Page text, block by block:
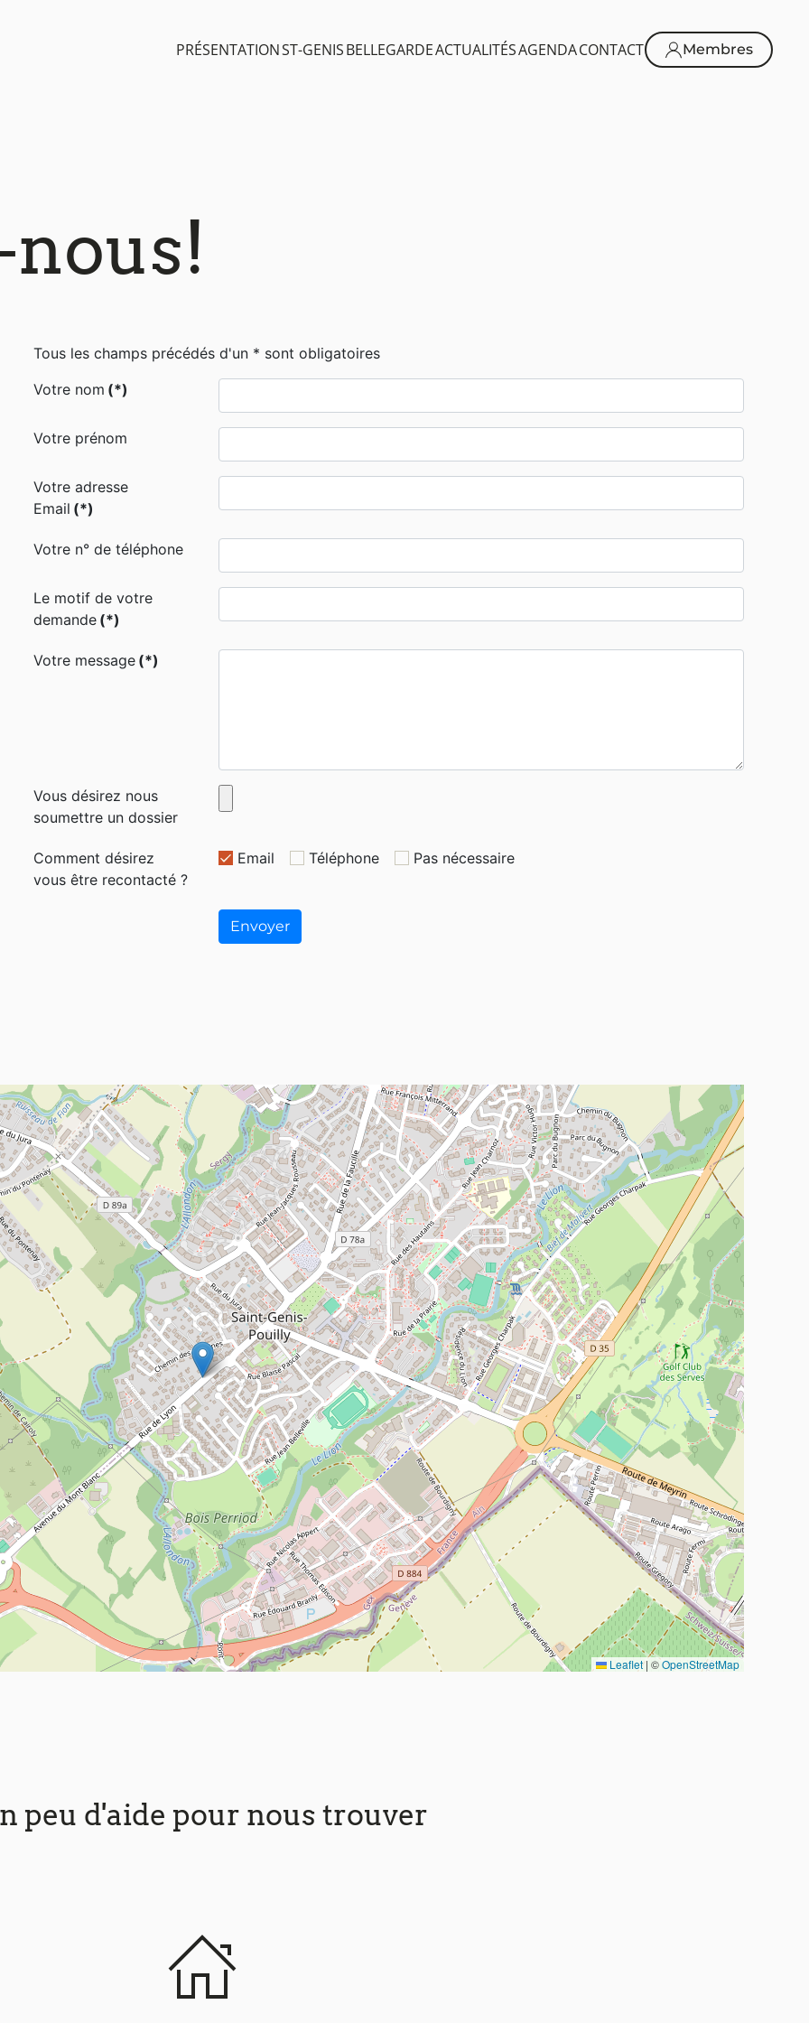
PRÉSENTATIONST-GENISBELLEGARDEACTUALITÉSAGENDACONTACT Membres
Tous les champs précédés d'un * sont obligatoires
Votre nom (*)
Votre prénom
Votre adresse
Email (*)
Votre n° de téléphone
Le motif de votre
demande (*)
Votre message (*)
Vous désirez nous
soumettre un dossier
Comment désirez
vous être recontacté ?
Email Téléphone Pas nécessaire
Envoyer
Leaflet | ©OpenStreetMap
peu d'aide pour nous trouver